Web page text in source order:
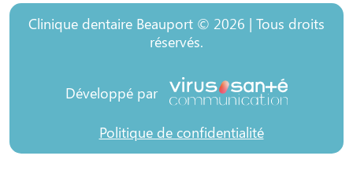
Clinique dentaire Beauport © 2026 | Tous droits
réservés.
Développé par
Politique de confidentialité